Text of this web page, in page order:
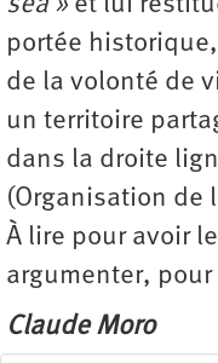
portée
de la volonté de
un territoire
dans la droite
(Organisation de
À lire pour avoir
argumenter,
Claude Moro